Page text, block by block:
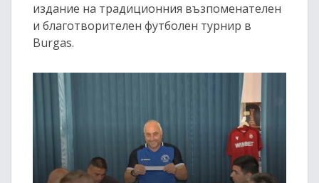
издание на традиционния възпоменателен
и благотворителен футболен турнир в
Burgas.